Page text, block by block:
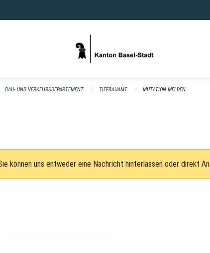
BAU- UND VERKEHRSDEPARTEMENT TIEFBAUAMT MUTATION MELDEN
können uns entweder eine Nachricht hinterlassen oder direkt